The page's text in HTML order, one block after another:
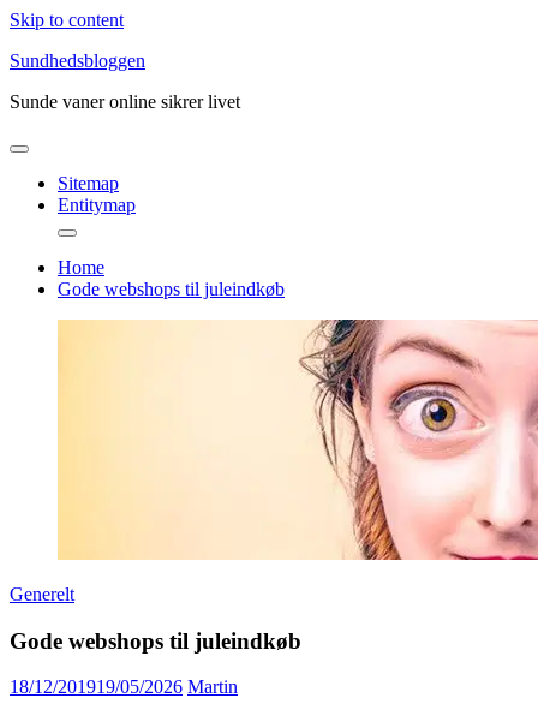
Skip to content
Sundhedsbloggen
Sunde vaner online sikrer livet
Sitemap
Entitymap
Home
Gode webshops til juleindkøb
Generelt
Gode webshops til juleindkøb
18/12/201919/05/2026 Martin